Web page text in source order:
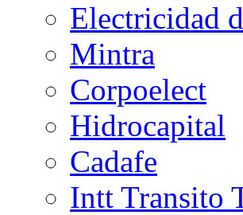
Electricidad
Mintra
Corpoelect
Hidrocapital
Cadafe
Intt Transito